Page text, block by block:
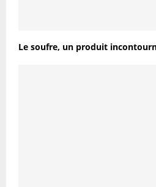
Le soufre, un produit